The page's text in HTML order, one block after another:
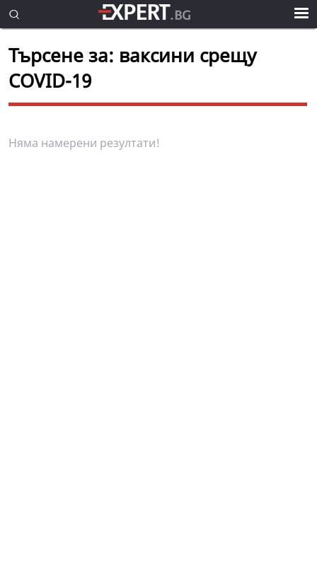
Търсене за: ваксини срещу
COVID-19
Няма намерени резултати!